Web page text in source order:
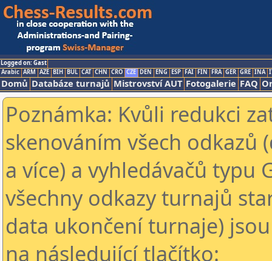
Logged on: Gast
Arabic ARM AZE BIH BUL CAT CHN CRO CZE DEN ENG ESP FAI FIN FRA GER GRE INA
Domů Databáze turnajů Mistrovství AUT Fotogalerie FAQ
Poznámka: Kvůli redukci
skenováním všech odkazů
a více) a vyhledávačů typu
všechny odkazy turnajů
data ukončení turnaje)
na následující tlačítko: